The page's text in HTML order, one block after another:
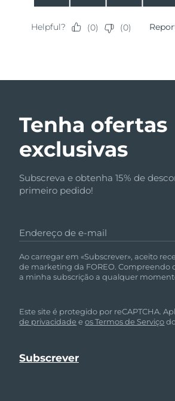
Tenha ofertas
exclusivas
Subscreva e obtenha 15% de
primeiro pedido!
Endereço de e-mail
Ao carregar em «Subscrever», aceito
de marketing da FOREO. Compreendo
a minha subscrição a qualquer
Este site é protegido por reCAPTCHA.
de privacidade eos Termos de Serviço